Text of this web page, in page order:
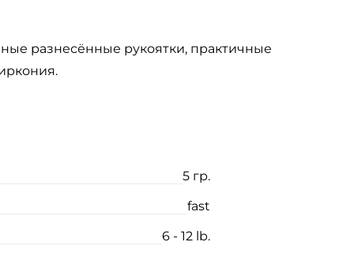
разнесённые рукоятки, практичные
5 гр.
fast
6 - 12 lb.